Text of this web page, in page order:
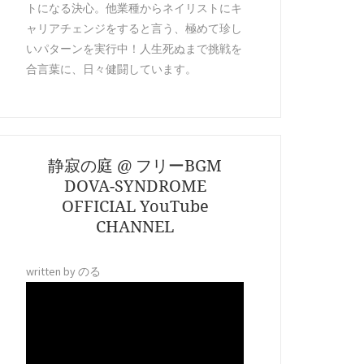
トになる決心。他業種からネイリストにキ
ャリアチェンジをすると言う、極めて珍し
いパターンを実行中！人生死ぬまで挑戦を
合言葉に、日々健闘しています。
静寂の庭 @ フリーBGM
DOVA-SYNDROME
OFFICIAL YouTube
CHANNEL
written by のる